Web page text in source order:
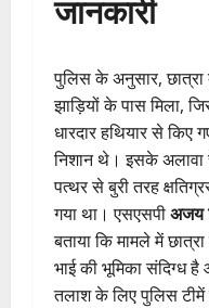
पुलिस के अनुसार,
झाड़ियों के पास मिला,
धारदार हथियार से किए
निशान थे। इसके अलावा
पत्थर से बुरी तरह
गया था। एसएसपीअजय
बताया कि मामले में
भाई की भूमिका संदिग्ध
तलाश के लिए पुलिस